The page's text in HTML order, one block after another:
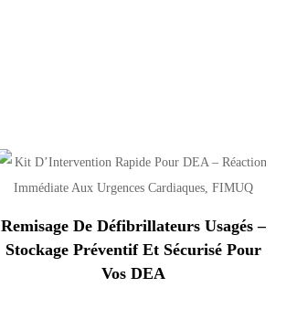
Remisage De Défibrillateurs Usagés –
Stockage Préventif Et Sécurisé Pour
Vos DEA